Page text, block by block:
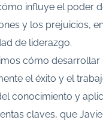
influye el poder
y los prejuicios,
de liderazgo.
cómo desarrollar
el éxito y el
conocimiento y
claves, que